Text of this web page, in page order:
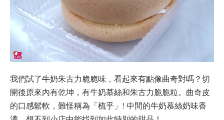
我們試了牛奶朱古力脆脆味，看起來有點像曲奇對嗎？切
開後原來內有乾坤，有牛奶慕絲和朱古力脆脆粒。曲奇皮
的口感鬆軟，難怪稱為「梳乎」! 中間的牛奶慕絲奶味香